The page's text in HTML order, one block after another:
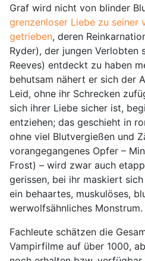
Graf wird nicht von blinder
grenzenloser Liebe zu seiner
getrieben, deren
Ryder), der jungen Verlobten
Reeves) entdeckt zu haben
behutsam nähert er sich der
Leid, ohne ihr Schrecken
sich ihrer Liebe sicher ist,
entziehen; das geschieht in
ohne viel Blutvergießen und
vorangegangenes Opfer –
Frost) – wird zwar auch
gerissen, bei ihr maskiert
ein behaartes, muskulöses,
werwolfsähnliches Monstrum.
Fachleute schätzen die
Vampirfilme auf über 1000,